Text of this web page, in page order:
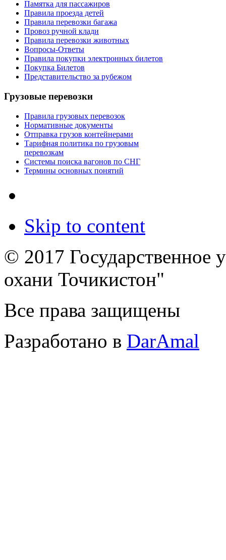
Памятка для пассажиров
Правила проезда детей
Правила перевозки багажа
Провоз ручной клади
Правила перевозки животных
Вопросы-Ответы
Правила покупки электронных билетов
Покупка Билетов
Представительство за рубежом
Грузовые перевозки
Правила грузовых перевозок
Нормативные документы
Отправка грузов контейнерами
Тарифная политика по грузовым
перевозкам
Системы поиска вагонов по СНГ
Термины основных понятий
Skip to content
© 2017 Государственное
охани Точикистон"
Все права защищены
Разработано в DarAmal